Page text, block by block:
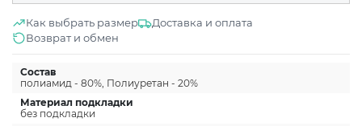
Как выбрать размер
Доставка и оплата
Возврат и обмен
Состав
полиамид - 80%, Полиуретан - 20%
Материал подкладки
без подкладки